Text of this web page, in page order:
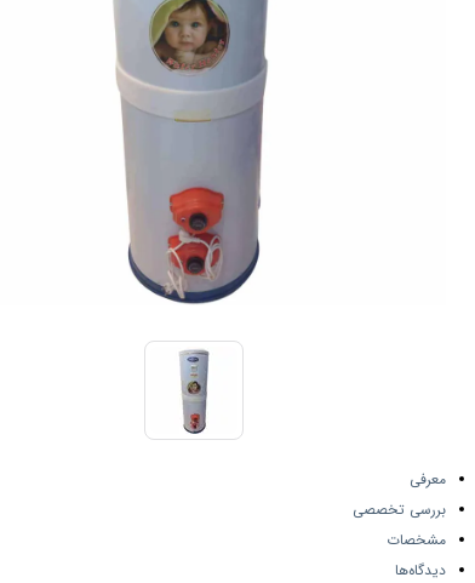
معرفی
بررسی تخصصی
مشخصات
دیدگاه‌ها